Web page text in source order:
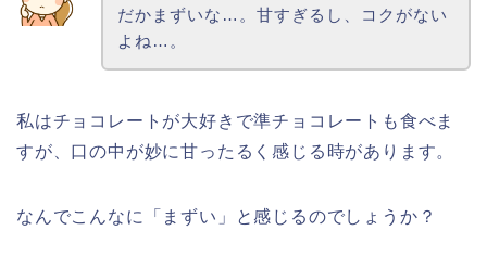
だかまずいな…。甘すぎるし、コクがない
よね…。
私はチョコレートが大好きで準チョコレートも食べま
すが、口の中が妙に甘ったるく感じる時があります。
なんでこんなに「まずい」と感じるのでしょうか？